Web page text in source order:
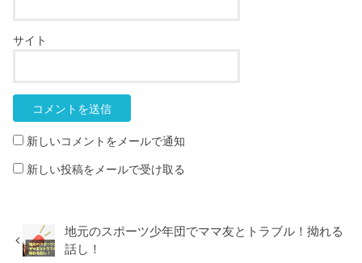
サイト
新しいコメントをメールで通知
新しい投稿をメールで受け取る
地元のスポーツ少年団でママ友とトラブル！拗れる
話し！